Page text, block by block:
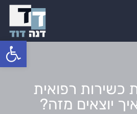
כשירות רפואית
יוצאים מזה?
פתח